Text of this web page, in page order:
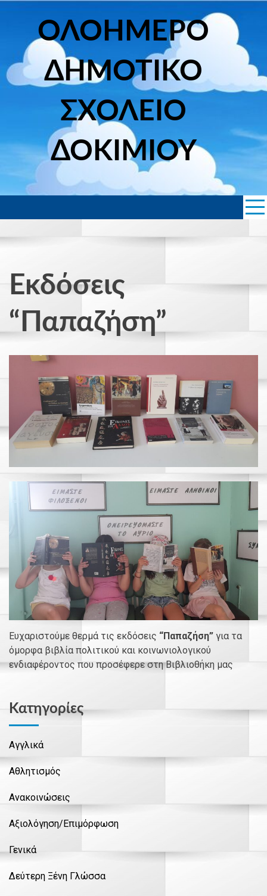
Skip
ΟΛΟΗΜΕΡΟ
ΔΗΜΟΤΙΚΟ
ΣΧΟΛΕΙΟ
ΔΟΚΙΜΙΟΥ
Εκδόσεις
“Παπαζήση”
Ευχαριστούμε θερμά τις εκδόσεις “Παπαζήση” για τα
όμορφα βιβλία πολιτικού και κοινωνιολογικού
ενδιαφέροντος που προσέφερε στη Βιβλιοθήκη μας
Kατηγορίες
Αγγλικά
Αθλητισμός
Ανακοινώσεις
Αξιολόγηση/Επιμόρφωση
Γενικά
Δεύτερη Ξένη Γλώσσα